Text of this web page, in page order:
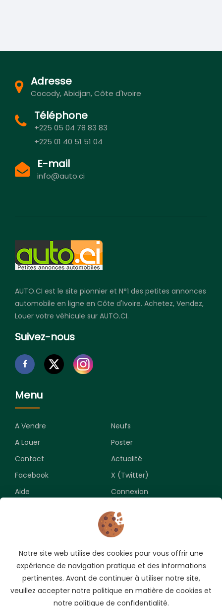
Adresse
Cocody, Abidjan, Côte d'Ivoire
Téléphone
+225 05 04 78 83 83
+225 01 40 51 51 04
E-mail
info@auto.ci
AUTO.CI est le site pionnier et N°1 des petites annonces
automobile en ligne en Côte d'Ivoire. Achetez, Vendez,
Louer votre véhicule sur AUTO.CI.
Suivez-nous
Menu
A Vendre
Neufs
A Louer
Poster
Contact
Actualité
Facebook
X (Twitter)
Aide
Connexion
Souscrivez pour recevoir les meilleures opportunités.
Notre site web utilise des cookies pour vous offrir une
expérience de navigation pratique et des informations
pertinentes. Avant de continuer à utiliser notre site,
veuillez accepter notre politique en matière de cookies et
notre politique de confidentialité.